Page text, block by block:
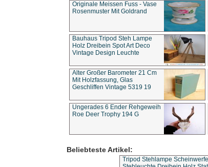
Originale Meissen Fuss - Vase
Rosenmuster Mit Goldrand
Bauhaus Tripod Steh Lampe
Holz Dreibein Spot Art Deco
Vintage Design Leuchte
Alter Großer Barometer 21 Cm
Mit Holzfassung, Glas
Geschliffen Vintage 5319 19
Ungerades 6 Ender Rehgeweih
Roe Deer Trophy 194 G
Beliebteste Artikel:
Tripod Stehlampe